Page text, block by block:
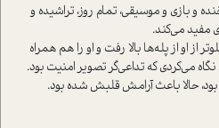
و بازی و موسیقی، تمام روز، تراشیده و
مفید می‌کند.
از او از پله‌ها بالا رفت و او را هم همراه
نگاه می‌کردی که تداعی‌گر تصویر امنیت بود.
بود، حالا باعث آرامش قلبش شده بود.